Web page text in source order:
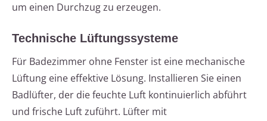
um einen Durchzug zu erzeugen.
Technische Lüftungssysteme
Für Badezimmer ohne Fenster ist eine mechanische
Lüftung eine effektive Lösung. Installieren Sie einen
Badlüfter, der die feuchte Luft kontinuierlich abführt
und frische Luft zuführt. Lüfter mit